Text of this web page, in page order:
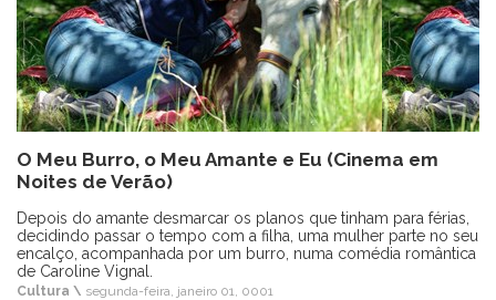
O Meu Burro, o Meu Amante e Eu (Cinema em
Noites de Verão)
Depois do amante desmarcar os planos que tinham para férias,
decidindo passar o tempo com a filha, uma mulher parte no seu
encalço, acompanhada por um burro, numa comédia romântica
de Caroline Vignal.
Cultura \ segunda-feira, janeiro 01, 0001